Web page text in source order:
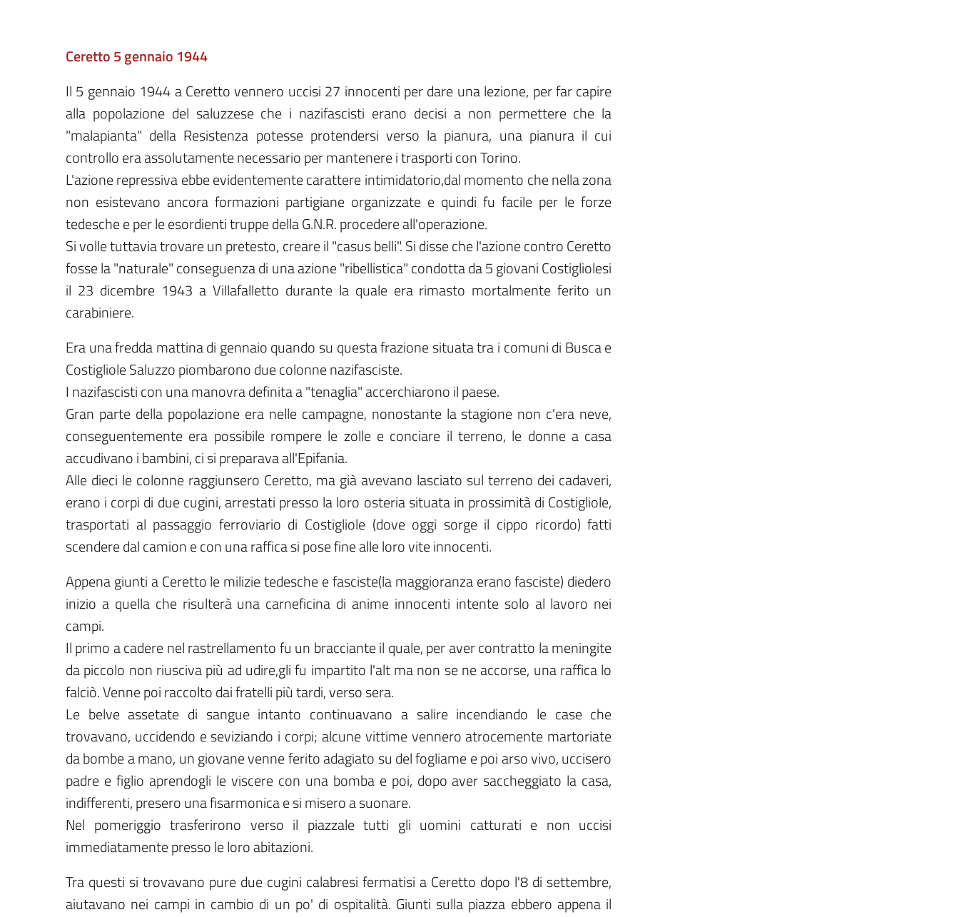
Ceretto 5 gennaio 1944
Il 5 gennaio 1944 a Ceretto vennero uccisi 27 innocenti per dare una lezione, per far capire
alla popolazione del saluzzese che i nazifascisti erano decisi a non permettere che la
"malapianta" della Resistenza potesse protendersi verso la pianura, una pianura il cui
controllo era assolutamente necessario per mantenere i trasporti con Torino.
L'azione repressiva ebbe evidentemente carattere intimidatorio,dal momento che nella zona
non esistevano ancora formazioni partigiane organizzate e quindi fu facile per le forze
tedesche e per le esordienti truppe della G.N.R. procedere all'operazione.
Si volle tuttavia trovare un pretesto, creare il "casus belli". Si disse che l'azione contro Ceretto
fosse la "naturale" conseguenza di una azione "ribellistica" condotta da 5 giovani Costigliolesi
il 23 dicembre 1943 a Villafalletto durante la quale era rimasto mortalmente ferito un
carabiniere.
Era una fredda mattina di gennaio quando su questa frazione situata tra i comuni di Busca e
Costigliole Saluzzo piombarono due colonne nazifasciste.
I nazifascisti con una manovra definita a "tenaglia" accerchiarono il paese.
Gran parte della popolazione era nelle campagne, nonostante la stagione non c'era neve,
conseguentemente era possibile rompere le zolle e conciare il terreno, le donne a casa
accudivano i bambini, ci si preparava all'Epifania.
Alle dieci le colonne raggiunsero Ceretto, ma già avevano lasciato sul terreno dei cadaveri,
erano i corpi di due cugini, arrestati presso la loro osteria situata in prossimità di Costigliole,
trasportati al passaggio ferroviario di Costigliole (dove oggi sorge il cippo ricordo) fatti
scendere dal camion e con una raffica si pose fine alle loro vite innocenti.
Appena giunti a Ceretto le milizie tedesche e fasciste(la maggioranza erano fasciste) diedero
inizio a quella che risulterà una carneficina di anime innocenti intente solo al lavoro nei
campi.
Il primo a cadere nel rastrellamento fu un bracciante il quale, per aver contratto la meningite
da piccolo non riusciva più ad udire,gli fu impartito l'alt ma non se ne accorse, una raffica lo
falciò. Venne poi raccolto dai fratelli più tardi, verso sera.
Le belve assetate di sangue intanto continuavano a salire incendiando le case che
trovavano, uccidendo e seviziando i corpi; alcune vittime vennero atrocemente martoriate
da bombe a mano, un giovane venne ferito adagiato su del fogliame e poi arso vivo, uccisero
padre e figlio aprendogli le viscere con una bomba e poi, dopo aver saccheggiato la casa,
indifferenti, presero una fisarmonica e si misero a suonare.
Nel pomeriggio trasferirono verso il piazzale tutti gli uomini catturati e non uccisi
immediatamente presso le loro abitazioni.
Tra questi si trovavano pure due cugini calabresi fermatisi a Ceretto dopo l'8 di settembre,
aiutavano nei campi in cambio di un po' di ospitalità. Giunti sulla piazza ebbero appena il